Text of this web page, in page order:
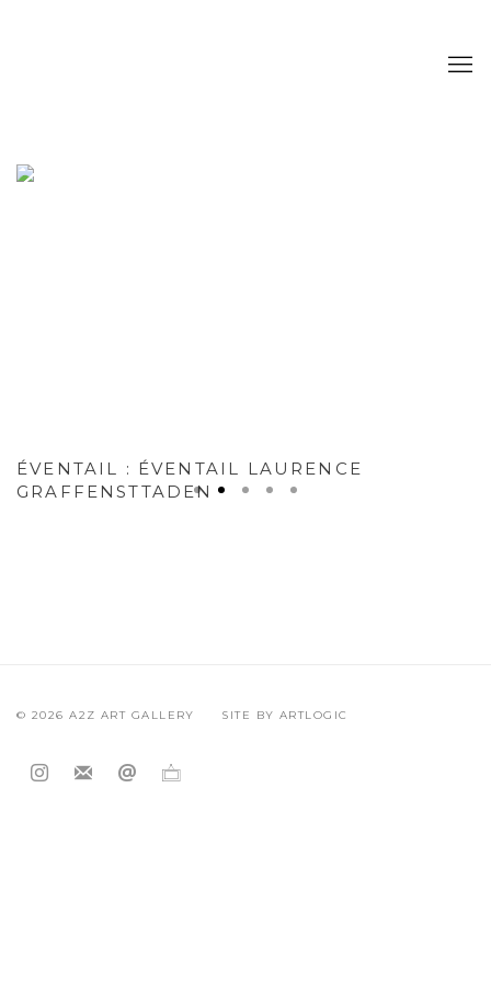
: EXPOSITION
PERSONNELLE DE SHIORI EDA
ÉVENTAIL : ÉVENTAIL LAURENCE
GRAFFENSTTADEN
© 2026 A2Z ART GALLERY SITE BY ARTLOGIC